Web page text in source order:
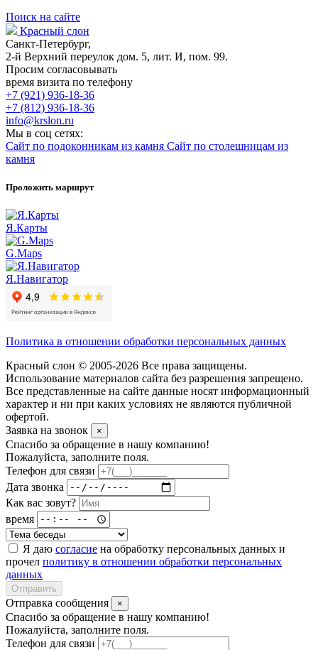
Поиск на сайте
Красный слон
Санкт-Петербург,
2-й Верхний переулок дом. 5, лит. И, пом. 99.
Просим согласовывать
время визита по телефону
+7 (921) 936-18-36
+7 (812) 936-18-36
info@krslon.ru
Мы в соц сетях:
Сайт по подоконникам из камня Сайт по столешницам из
камня
Проложить маршрут
Я.Карты
G.Maps
Я.Навигатор
Политика в отношении обработки персональных данных
Красный слон © 2005-2026 Все права защищены.
Использование материалов сайта без разрешения запрещено.
Все представленные на сайте данные носят информационный
характер и ни при каких условиях не являются публичной
офертой.
Заявка на звонок
×
Спасибо за обращение в нашу компанию!
Пожалуйста, заполните поля.
Телефон для связи
Дата звонка
Как вас зовут?
время
Я даю согласие на обработку персональных данных и
прочел политику в отношении обработки персональных
данных
Отправить
Отправка сообщения ×
Спасибо за обращение в нашу компанию!
Пожалуйста, заполните поля.
Телефон для связи